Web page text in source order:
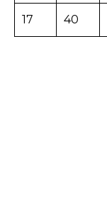
17 40